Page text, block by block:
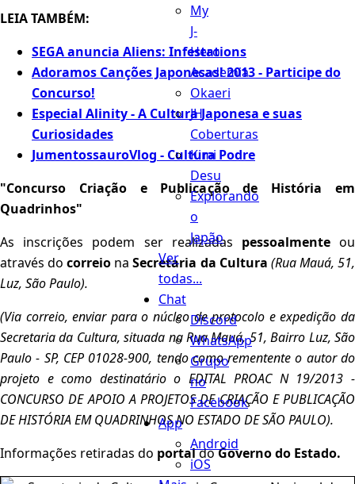
My
J-
Hero
Academia
Okaeri
JH
Coberturas
Kimi
Desu
Explorando
o
Japão
Ver
todas...
Chat
Discord
WhatsApp
Grupo
no
Facebook
App
Android
iOS
LEIA TAMBÉM:
SEGA anuncia Aliens: Infestations
Adoramos Canções Japonesas! 2013 - Participe do
Concurso!
Especial Alinity - A Cultura Japonesa e suas
Curiosidades
JumentossauroVlog - Cultura Podre
"Concurso Criação e Publicação de História em
Quadrinhos"
As inscrições podem ser realizadas pessoalmenteou
através docorreio naSecretaria da Cultura (Rua Mauá, 51,
Luz, São Paulo).
(Via correio, enviar para o núcleo de protocolo e expedição da
Secretaria da Cultura, situada na Rua Mauá, 51, Bairro Luz, São
Paulo - SP, CEP 01028-900, tendo como rementente o autor do
projeto e como destinatário o EDITAL PROAC N 19/2013 -
CONCURSO DE APOIO A PROJETOS DE CRIAÇÃO E PUBLICAÇÃO
DE HISTÓRIA EM QUADRINHOS NO ESTADO DE SÃO PAULO).
Informações retiradas do portaldoGoverno do Estado.